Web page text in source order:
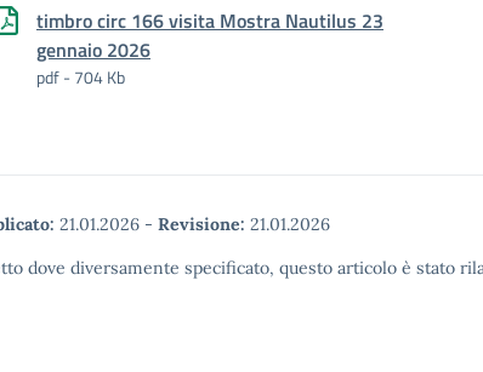
timbro circ 166 visita Mostra Nautilus 23
gennaio 2026
pdf - 704 Kb
21.01.2026 - Revisione: 21.01.2026
dove diversamente specificato, questo articolo è stato